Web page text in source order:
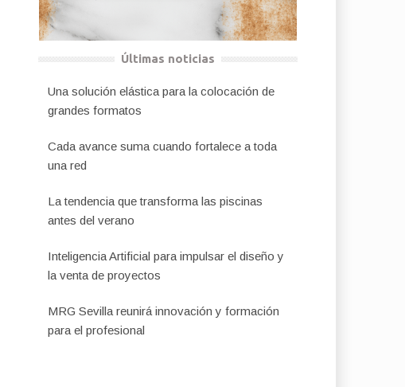
Últimas noticias
Una solución elástica para la colocación de
grandes formatos
Cada avance suma cuando fortalece a toda
una red
La tendencia que transforma las piscinas
antes del verano
Inteligencia Artificial para impulsar el diseño y
la venta de proyectos
MRG Sevilla reunirá innovación y formación
para el profesional